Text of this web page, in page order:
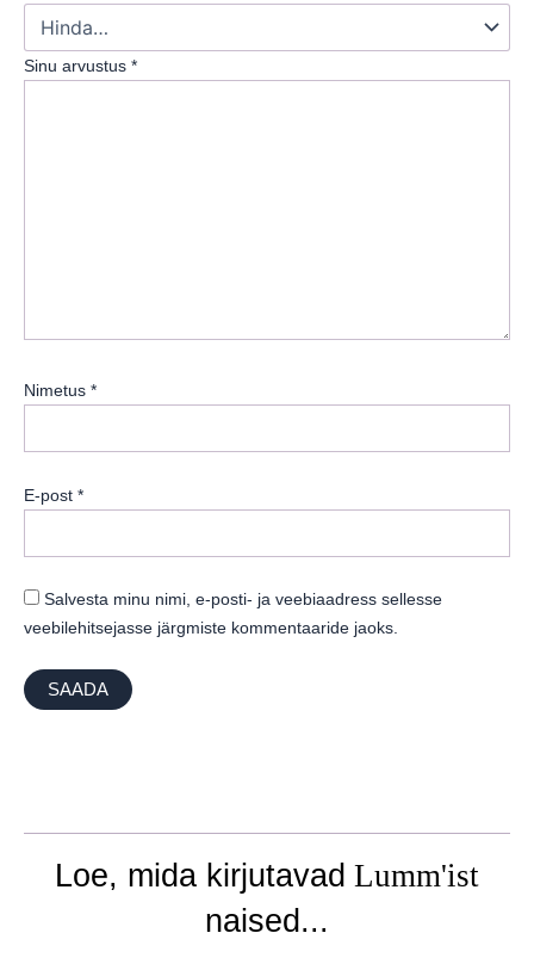
Sinu arvustus *
Nimetus *
E-post *
Salvesta minu nimi, e-posti- ja veebiaadress sellesse
veebilehitsejasse järgmiste kommentaaride jaoks.
Loe, mida kirjutavad Lumm'ist
naised...